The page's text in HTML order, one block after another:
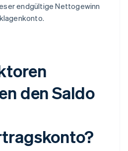
endgültige Nettogewinn
den Saldo